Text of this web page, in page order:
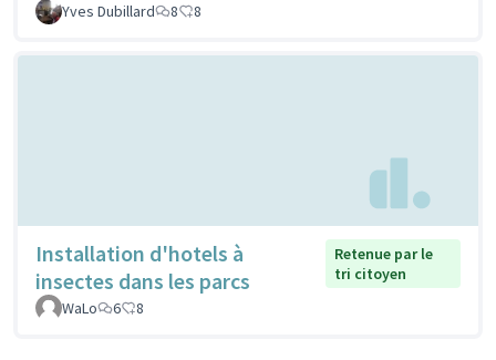
Yves Dubillard
8 8
Installation d'hotels à
insectes dans les parcs
Retenue par le
tri citoyen
WaLo
6 8